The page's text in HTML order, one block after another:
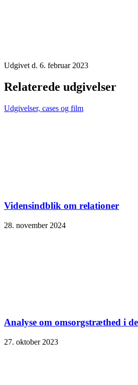
Udgivet d. 6. februar 2023
Relaterede udgivelser
Udgivelser, cases og film
Vidensindblik om relationer
28. november 2024
Analyse om omsorgstræthed i
27. oktober 2023